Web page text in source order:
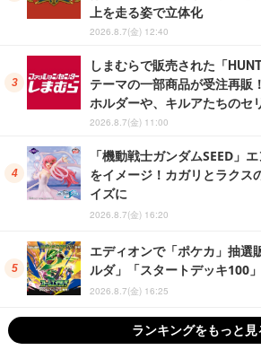
上を走る姿で立体化
2026.8.7(金) 12:40
しまむらで販売された「
テーマの一部商品が受注再販
ホルダーや、キルアたちのセ
2026.8.7(金) 11:00
「機動戦士ガンダムSEED」
をイメージ！カガリとラクス
イズに
2026.8.7(金) 16:20
エディオンで「ポケカ」抽選
ルダ」「スタートデッキ100
2026.8.7(金) 16:25
ランキングをもっと見